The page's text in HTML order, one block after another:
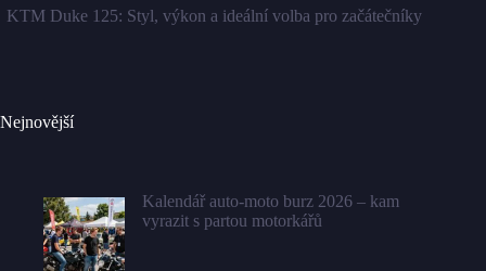
KTM Duke 125: Styl, výkon a ideální volba pro začátečníky
Nejnovější
Kalendář auto-moto burz 2026 – kam
vyrazit s partou motorkářů